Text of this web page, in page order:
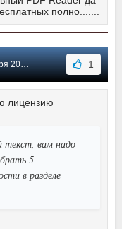
полно.......
#12 1
лицензию
вам надо
5
в разделе